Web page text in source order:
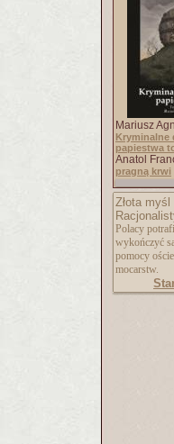
Mariusz
Kryminalne
papiestwa
Anatol
pragną krwi
Złota myśl
Polacy
wykończyć
pomocy
mocarstw.